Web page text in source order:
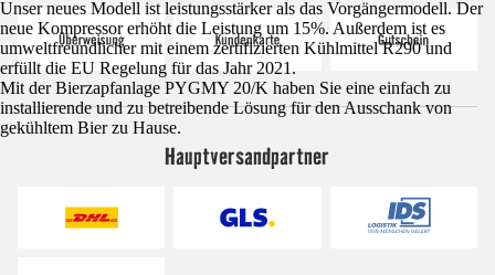
Unser neues Modell ist leistungsstärker als das Vorgängermodell. Der
neue Kompressor erhöht die Leistung um 15%. Außerdem ist es
umweltfreundlicher mit einem zertifizierten Kühlmittel R290 und
erfüllt die EU Regelung für das Jahr 2021.
Mit der Bierzapfanlage PYGMY 20/K haben Sie eine einfach zu
installierende und zu betreibende Lösung für den Ausschank von
gekühltem Bier zu Hause.
Hauptversandpartner